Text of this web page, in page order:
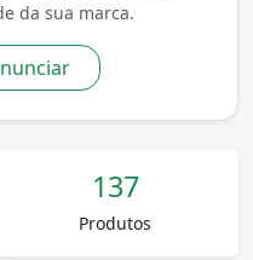
da sua marca.
137
Produtos